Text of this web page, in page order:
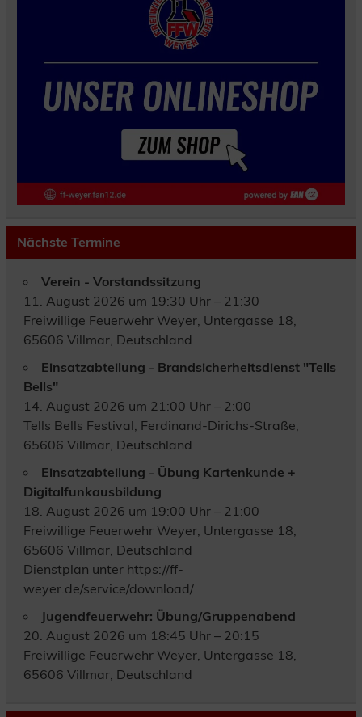
Nächste Termine
Verein - Vorstandssitzung
11. August 2026 um 19:30 Uhr – 21:30
Freiwillige Feuerwehr Weyer, Untergasse 18,
65606 Villmar, Deutschland
Einsatzabteilung - Brandsicherheitsdienst "Tells
Bells"
14. August 2026 um 21:00 Uhr – 2:00
Tells Bells Festival, Ferdinand-Dirichs-Straße,
65606 Villmar, Deutschland
Einsatzabteilung - Übung Kartenkunde +
Digitalfunkausbildung
18. August 2026 um 19:00 Uhr – 21:00
Freiwillige Feuerwehr Weyer, Untergasse 18,
65606 Villmar, Deutschland
Dienstplan unter https://ff-
weyer.de/service/download/
Jugendfeuerwehr: Übung/Gruppenabend
20. August 2026 um 18:45 Uhr – 20:15
Freiwillige Feuerwehr Weyer, Untergasse 18,
65606 Villmar, Deutschland